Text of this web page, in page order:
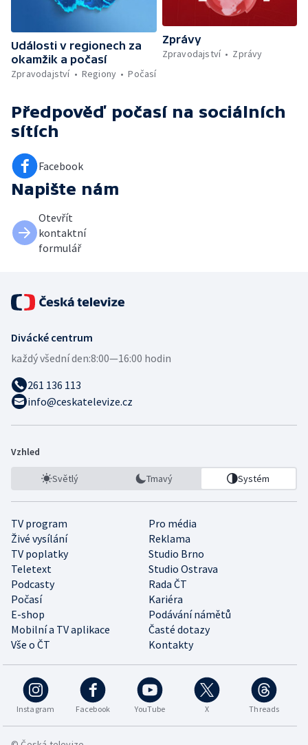
Události v regionech za
okamžik a počasí
Zpravodajství
Regiony Počasí
Zprávy
Zpravodajství
Zprávy
Předpověď počasí na sociálních
sítích
Facebook
Napište nám
Otevřít
kontaktní
formulář
Divácké centrum
každý všední den:8:00—16:00 hodin
261 136 113
info@ceskatelevize.cz
Vzhled
Světlý Tmavý Systém
TV program
Pro média
Živé vysílání
Reklama
TV poplatky
Studio Brno
Teletext
Studio Ostrava
Podcasty
Rada ČT
Počasí
Kariéra
E-shop
Podávání námětů
Mobilní a TV aplikace
Časté dotazy
Vše o ČT
Kontakty
Instagram Facebook YouTube X Threads